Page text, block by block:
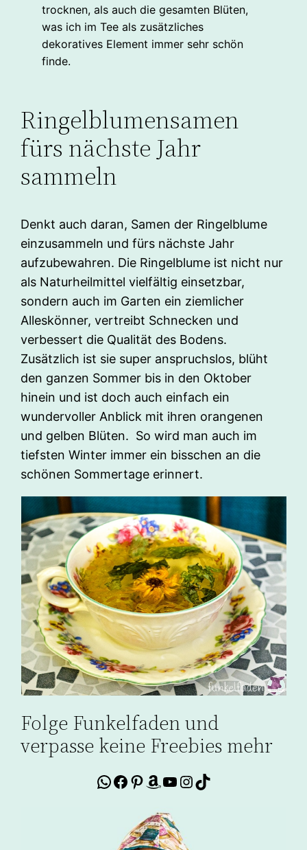
trocknen, als auch die gesamten Blüten,
was ich im Tee als zusätzliches
dekoratives Element immer sehr schön
finde.
Ringelblumensamen
fürs nächste Jahr
sammeln
Denkt auch daran, Samen der Ringelblume
einzusammeln und fürs nächste Jahr
aufzubewahren. Die Ringelblume ist nicht nur
als Naturheilmittel vielfältig einsetzbar,
sondern auch im Garten ein ziemlicher
Alleskönner, vertreibt Schnecken und
verbessert die Qualität des Bodens.
Zusätzlich ist sie super anspruchslos, blüht
den ganzen Sommer bis in den Oktober
hinein und ist doch auch einfach ein
wundervoller Anblick mit ihren orangenen
und gelben Blüten. So wird man auch im
tiefsten Winter immer ein bisschen an die
schönen Sommertage erinnert.
Folge Funkelfaden und
verpasse keine Freebies mehr
WhatsApp
Facebook
Pinterest
Amazon
YouTube
Instagram
TikTok